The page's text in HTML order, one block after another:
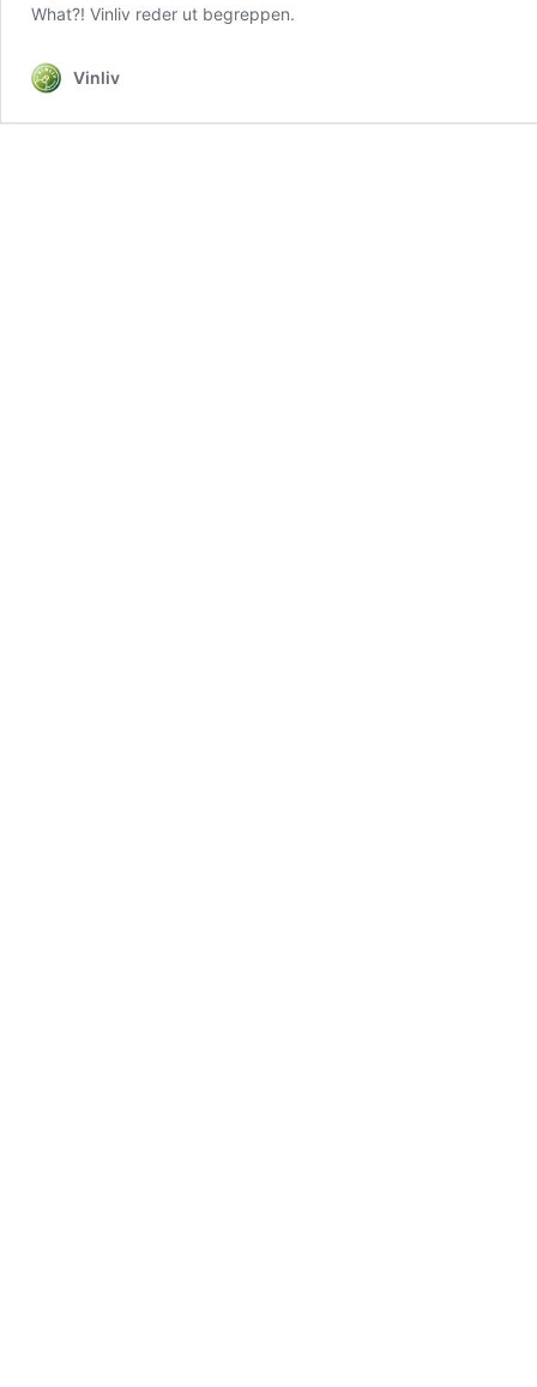
What?! Vinliv reder ut begreppen.
Vinliv